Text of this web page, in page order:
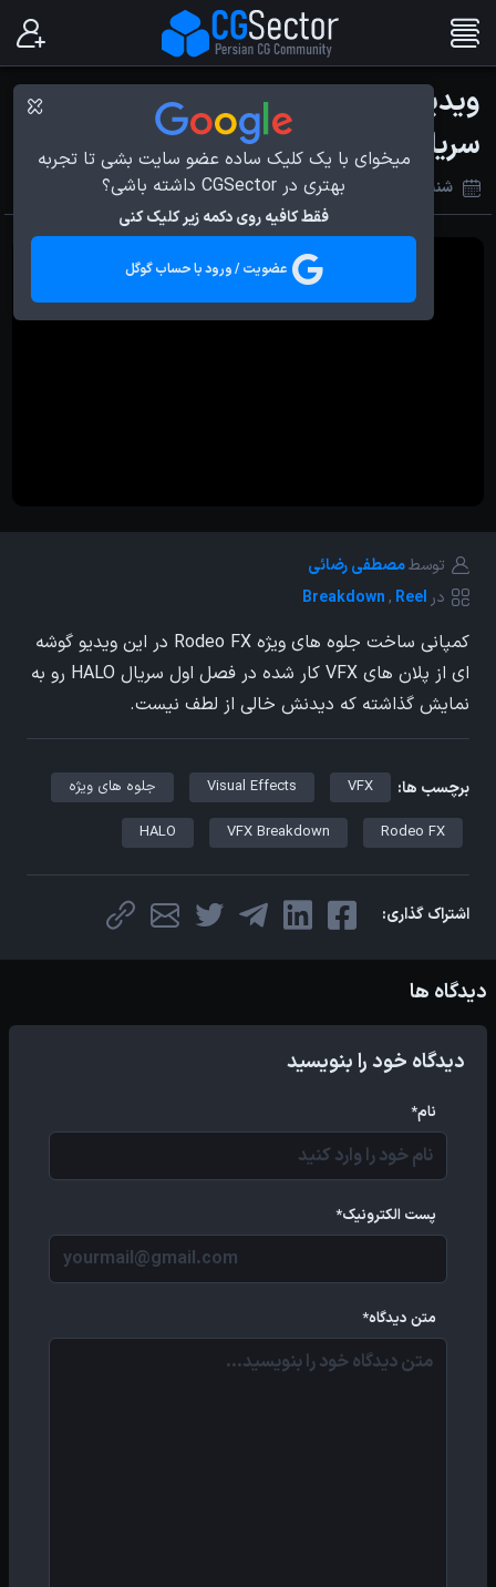
میخوای با یک کلیک ساده عضو سایت بشی تا تجربه
بهتری در CGSector داشته باشی؟
فقط کافیه روی دکمه زیر کلیک کنی
عضویت / ورود با حساب گوگل
ویدیوی VFX Breakdown فصل اول
سریال HALO کاری از Rodeo FX
شنبه 19 شهریور 1401
توسطمصطفی رضائی
در Reel
,
Breakdown
کمپانی ساخت جلوه های ویژه Rodeo FX در این ویدیو گوشه
ای از پلان های VFX کار شده در فصل اول سریال HALO رو به
نمایش گذاشته که دیدنش خالی از لطف نیست.
برچسب ها: VFX
Visual Effects جلوه های ویژه
Rodeo FX
VFX Breakdown
HALO
اشتراک گذاری:
دیدگاه ها
دیدگاه خود را بنویسید
نام*
پست الکترونیک*
متن دیدگاه*